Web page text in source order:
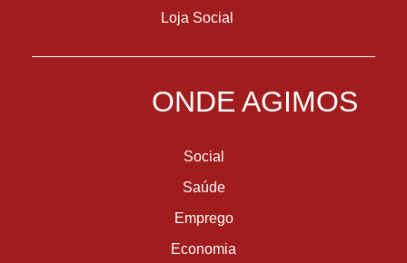
Loja Social
ONDE AGIMOS
Social
Saúde
Emprego
Economia